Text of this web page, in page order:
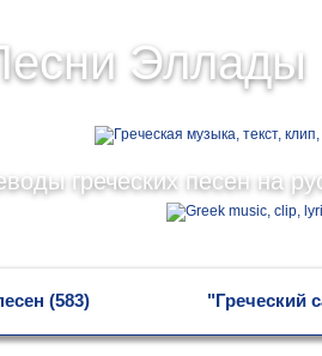
Эллады
греческих песен на
(583) "Греческий